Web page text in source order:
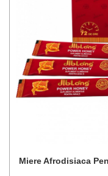
Miere Afrodisiaca